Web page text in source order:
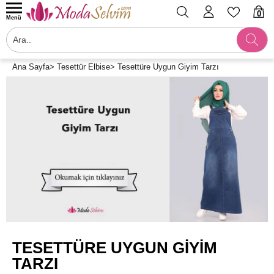
0
Menü
Ana Sayfa> Tesettür Elbise> Tesettüre Uygun Giyim Tarzı
TESETTÜRE UYGUN GIYIM
TARZI